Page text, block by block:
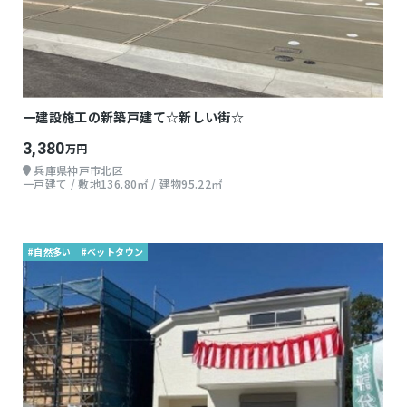
一建設施工の新築戸建て☆新しい街☆
3,380万円
兵庫県神戸市北区
一戸建て / 敷地136.80㎡ / 建物95.22㎡
#自然多い #ベットタウン